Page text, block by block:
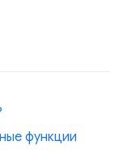
функции